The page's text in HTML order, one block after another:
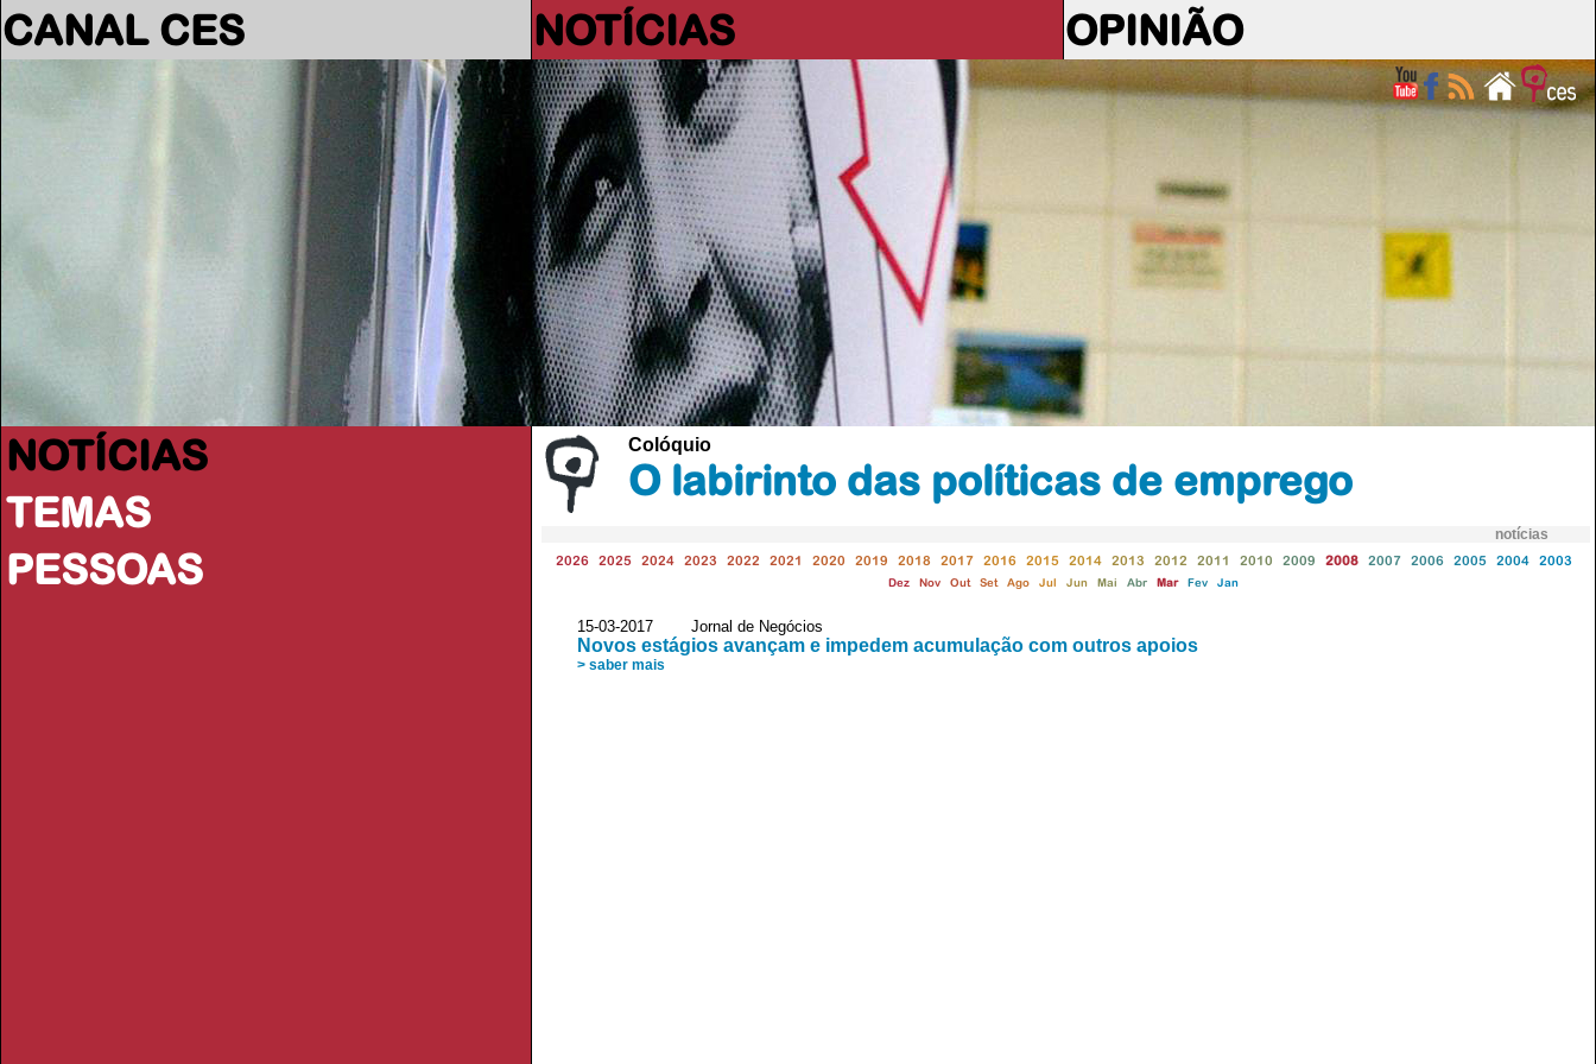
CANAL CES NOTÍCIAS OPINIÃO
NOTÍCIAS
TEMAS
PESSOAS
Colóquio
O labirinto das políticas de emprego
notícias
2026 2025 2024 2023 2022 2021 2020 2019 2018 2017 2016 2015 2014 2013 2012 2011 2010 2009 2008 2007 2006 2005 2004 2003
Dez Nov Out Set Ago Jul Jun Mai Abr Mar Fev Jan
15-03-2017 Jornal de Negócios
Novos estágios avançam e impedem acumulação com outros apoios
> saber mais